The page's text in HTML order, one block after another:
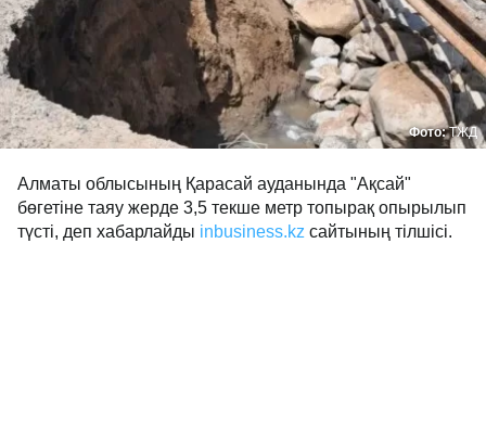
Фото:ТЖД
Алматы облысының Қарасай ауданында "Ақсай"
бөгетіне таяу жерде 3,5 текше метр топырақ опырылып
түсті, деп хабарлайды inbusiness.kz сайтының тілшісі.